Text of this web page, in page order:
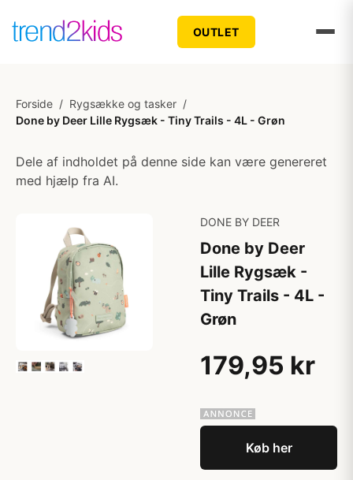
OUTLET
Forside / Rygsække og tasker /
Done by Deer Lille Rygsæk - Tiny Trails - 4L - Grøn
Dele af indholdet på denne side kan være genereret
med hjælp fra AI.
DONE BY DEER
Done by Deer
Lille Rygsæk -
Tiny Trails - 4L -
Grøn
179,95 kr
Køb her